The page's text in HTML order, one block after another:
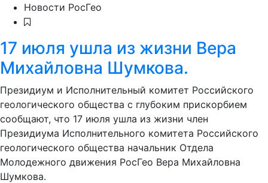
Новости РосГео
17 июля ушла из жизни Вера
Михайловна Шумкова.
Президиум и Исполнительный комитет Российского
геологического общества с глубоким прискорбием
сообщают, что 17 июля ушла из жизни член
Президиума Исполнительного комитета Российского
геологического общества начальник Отдела
Молодежного движения РосГео Вера Михайловна
Шумкова.